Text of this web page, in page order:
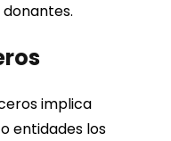
implica
entidades los